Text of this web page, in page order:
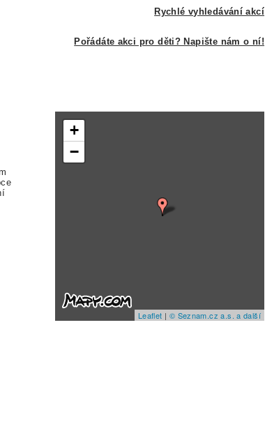
Rychlé vyhledávání akcí
Pořádáte akci pro děti? Napište nám o ní!
+
−
Leaflet | © Seznam.cz a.s. a další